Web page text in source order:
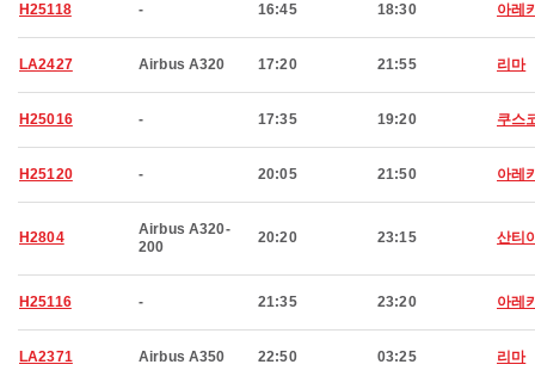
H25118 - 16:45 18:30 아레
LA2427 Airbus A320 17:20 21:55 리마
H25016 - 17:35 19:20 쿠스
H25120 - 20:05 21:50 아레
H2804
Airbus A320-
200
20:20 23:15 산티
H25116 - 21:35 23:20 아레
LA2371 Airbus A350 22:50 03:25 리마